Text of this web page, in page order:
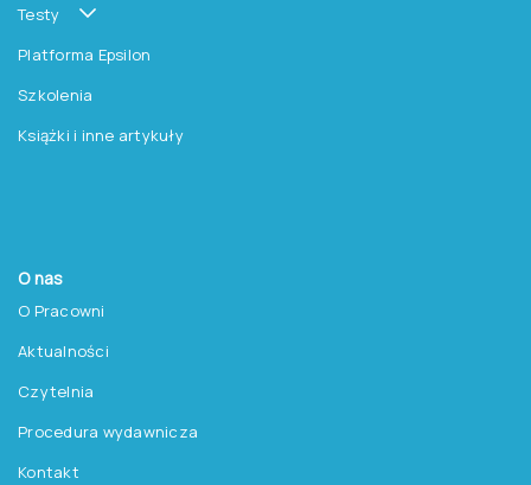
Testy
Platforma Epsilon
Szkolenia
Książki i inne artykuły
O nas
O Pracowni
Aktualności
Czytelnia
Procedura wydawnicza
Kontakt